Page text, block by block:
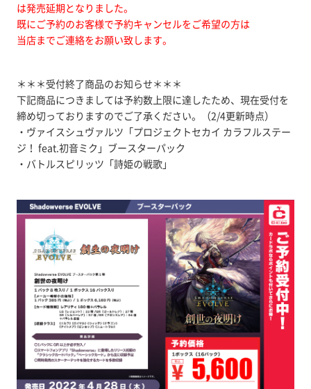
は発売延期となりました。
既にご予約のお客様で予約キャンセルをご希望の方は
当店までご連絡をお願い致します。
＊＊＊受付終了商品のお知らせ＊＊＊
下記商品につきましては予約数上限に達したため、現在受付を
締め切っておりますのでご了承ください。（2/4更新時点）
・ヴァイスシュヴァルツ「プロジェクトセカイ カラフルステー
ジ！ feat.初音ミク」ブースターパック
・バトルスピリッツ「詩姫の戦歌」